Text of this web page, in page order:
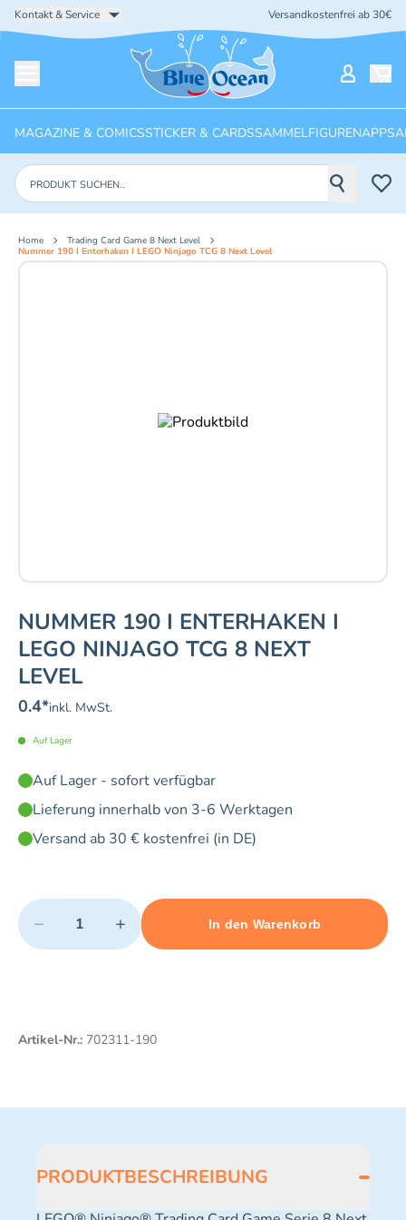
Kontakt & Service Versandkostenfrei ab 30€
Startseite
MAGAZINE & COMICSSTICKER & CARDSSAMMELFIGURENAPPS
Produkte suchen
Home
Trading Card Game 8 Next Level
Nummer 190 I Enterhaken I LEGO Ninjago TCG 8 Next Level
NUMMER 190 I ENTERHAKEN I
LEGO NINJAGO TCG 8 NEXT
LEVEL
0.4*inkl. MwSt.
Auf Lager
Auf Lager - sofort verfügbar
Lieferung innerhalb von 3-6 Werktagen
Versand ab 30 € kostenfrei (in DE)
Quantity
− +
Minimum quantity: 1 Maximum quantity: 3
In den Warenkorb
Add 1 item to cart
Artikel-Nr.: 702311-190
PRODUKTBESCHREIBUNG